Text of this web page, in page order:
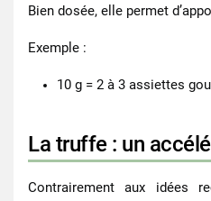
Bien dosée, elle permet
Exemple :
10 g = 2 à 3 assiettes
La truffe : un
Contrairement aux idées